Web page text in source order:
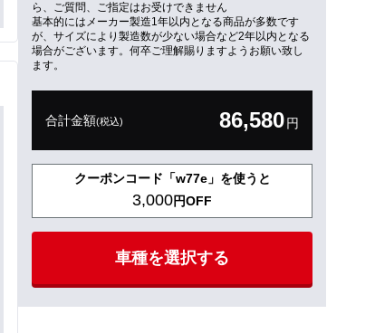
ら、ご質問、ご指定はお受けできません
基本的にはメーカー製造1年以内となる商品が多数です
が、サイズにより製造数が少ない場合など2年以内となる
場合がございます。何卒ご理解賜りますようお願い致し
ます。
合計金額(税込) 86,580円
クーポンコード「w77e」を使うと
3,000円OFF
車種を選択する